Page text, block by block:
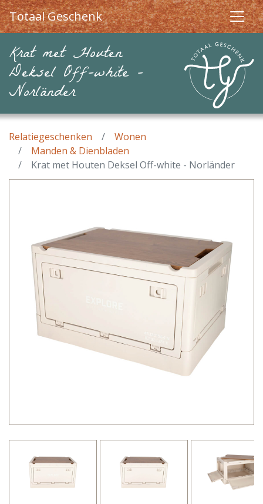
Totaal Geschenk
Krat met Houten
Deksel Off-white -
Norländer
Relatiegeschenken
Wonen
Manden & Dienbladen
Krat met Houten Deksel Off-white - Norländer